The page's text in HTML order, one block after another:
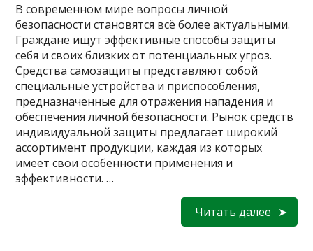
В современном мире вопросы личной
безопасности становятся всё более актуальными.
Граждане ищут эффективные способы защиты
себя и своих близких от потенциальных угроз.
Средства самозащиты представляют собой
специальные устройства и приспособления,
предназначенные для отражения нападения и
обеспечения личной безопасности. Рынок средств
индивидуальной защиты предлагает широкий
ассортимент продукции, каждая из которых
имеет свои особенности применения и
эффективности. …
Читать далее